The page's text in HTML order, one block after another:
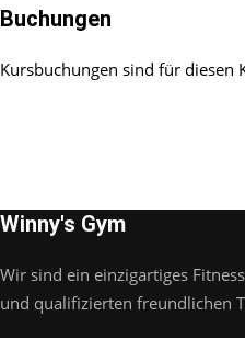
Buchungen
Kursbuchungen sind für diesen
Winny's Gym
Wir sind ein einzigartiges
und qualifizierten freundlichen